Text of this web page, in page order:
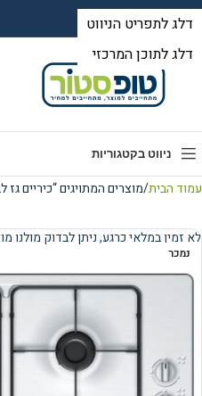
ניווט בקטגוריות
עמוד הבית מוצרים המתויגים “כיריים גז
נמכר
לא זמין במלאי כרגע, ניתן לבדוק מולנו